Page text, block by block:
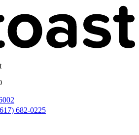
682-0225